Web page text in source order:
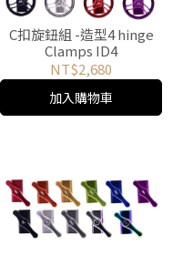
C扣旋鈕組 -造型4 hinge
Clamps ID4
NT$2,680
加入購物車